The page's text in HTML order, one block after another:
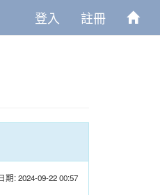
登入 註冊
期: 2024-09-22 00:57